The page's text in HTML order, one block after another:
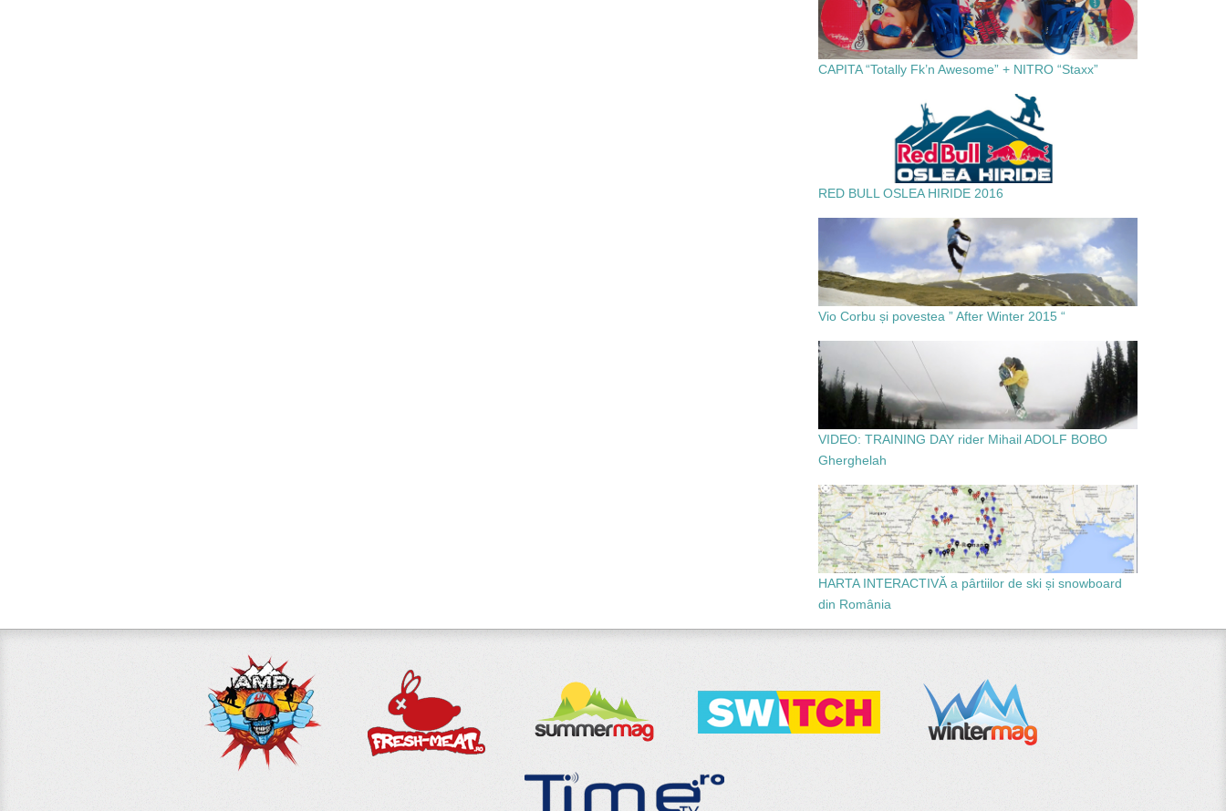
CAPITA “Totally Fk’n Awesome” + NITRO “Staxx”
RED BULL OSLEA HIRIDE 2016
Vio Corbu și povestea ” After Winter 2015 “
VIDEO: TRAINING DAY rider Mihail ADOLF BOBO
Gherghelah
HARTA INTERACTIVĂ a pârtiilor de ski și snowboard
din România